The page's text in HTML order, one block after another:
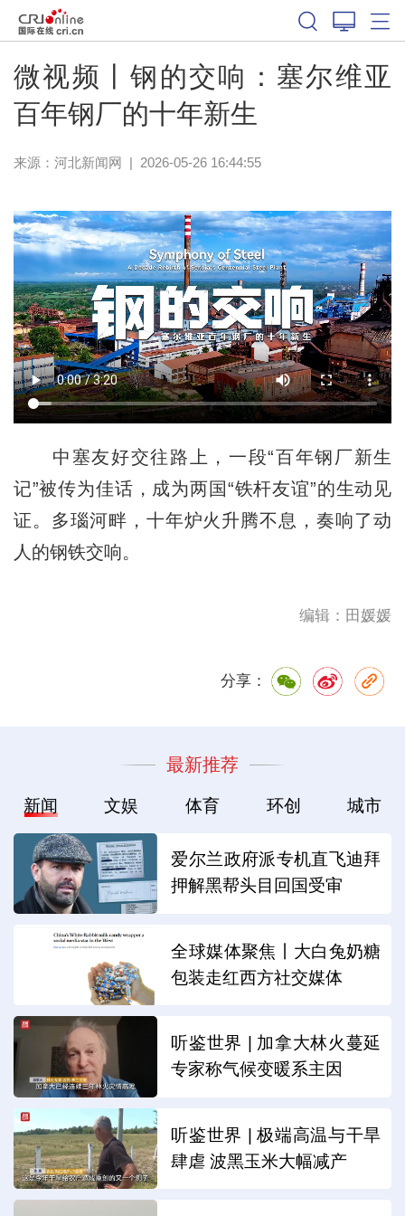
微视频丨钢的交响：塞尔维亚
百年钢厂的十年新生
来源： 河北新闻网 | 2026-05-26 16:44:55
中塞友好交往路上，一段“百年钢厂新生
记”被传为佳话，成为两国“铁杆友谊”的生动见
证。多瑙河畔，十年炉火升腾不息，奏响了动
人的钢铁交响。
编辑：田媛媛
分享：
最新推荐
新闻 文娱 体育 环创 城市
爱尔兰政府派专机直飞迪拜
押解黑帮头目回国受审
全球媒体聚焦丨大白兔奶糖
包装走红西方社交媒体
听鉴世界 | 加拿大林火蔓延
专家称气候变暖系主因
听鉴世界 | 极端高温与干旱
肆虐 波黑玉米大幅减产